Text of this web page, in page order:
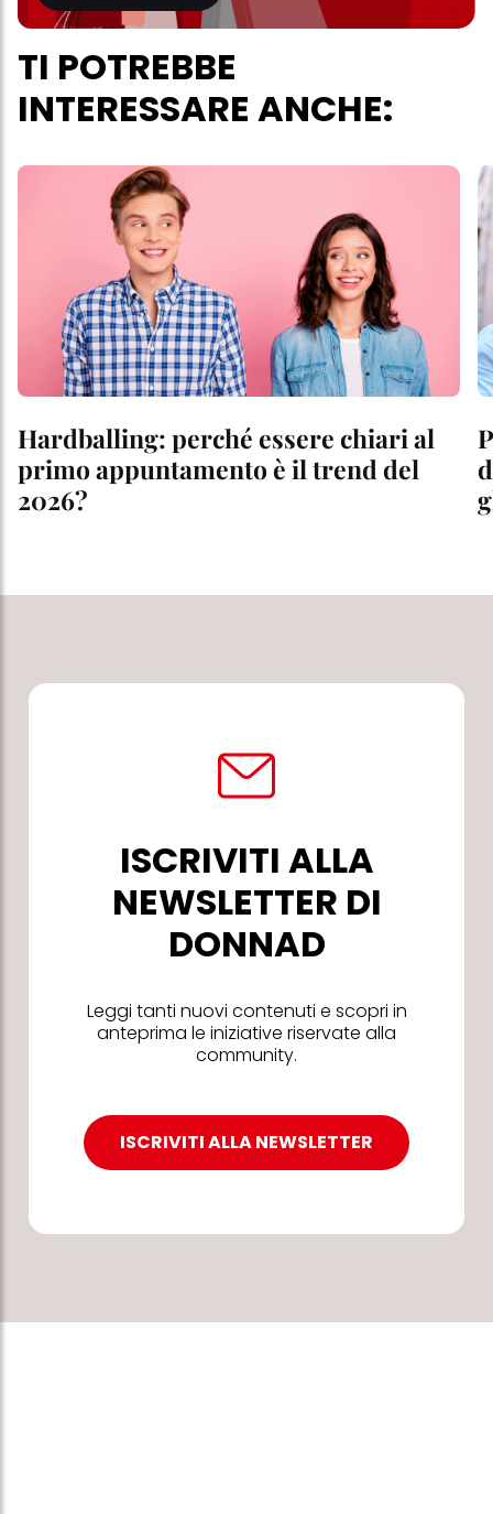
TI POTREBBE
INTERESSARE ANCHE:
Hardballing: perché essere chiari al
primo appuntamento è il trend del
2026?
ISCRIVITI ALLA
NEWSLETTER DI
DONNAD
Leggi tanti nuovi contenuti e scopri in
anteprima le iniziative riservate alla
community.
ISCRIVITI ALLA NEWSLETTER